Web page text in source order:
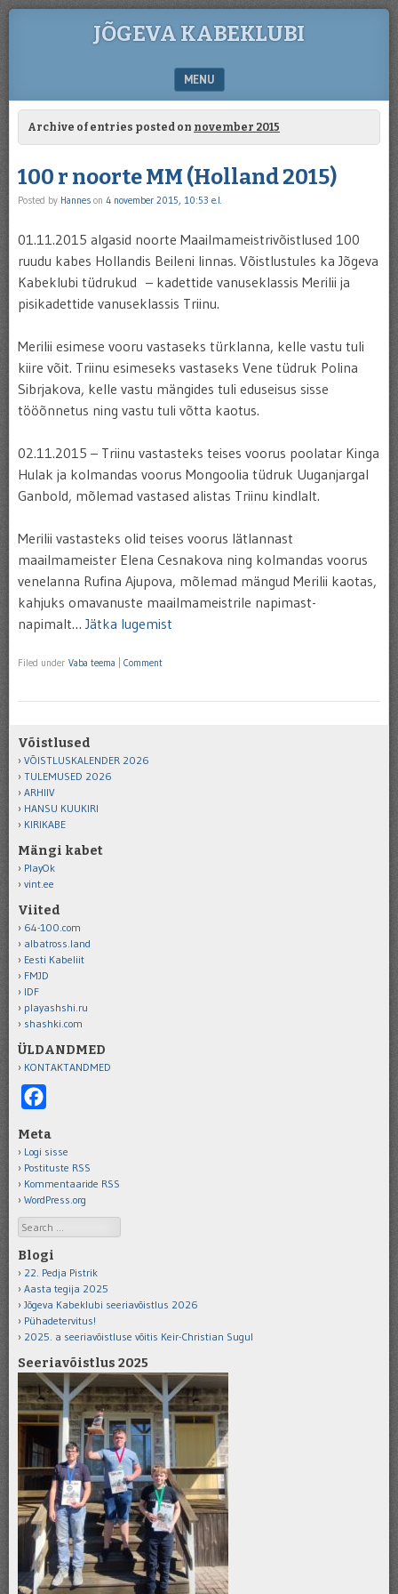
JÕGEVA KABEKLUBI
MENU
SKIP TO CONTENT
Archive of entries posted on november 2015
100 r noorte MM (Holland 2015)
Posted by Hannes on 4 november 2015, 10:53 e.l.
01.11.2015 algasid noorte Maailmameistrivõistlused 100
ruudu kabes Hollandis Beileni linnas. Võistlustules ka Jõgeva
Kabeklubi tüdrukud – kadettide vanuseklassis Merilii ja
pisikadettide vanuseklassis Triinu.
Merilii esimese vooru vastaseks türklanna, kelle vastu tuli
kiire võit. Triinu esimeseks vastaseks Vene tüdruk Polina
Sibrjakova, kelle vastu mängides tuli eduseisus sisse
tööõnnetus ning vastu tuli võtta kaotus.
02.11.2015 – Triinu vastasteks teises voorus poolatar Kinga
Hulak ja kolmandas voorus Mongoolia tüdruk Uuganjargal
Ganbold, mõlemad vastased alistas Triinu kindlalt.
Merilii vastasteks olid teises voorus lätlannast
maailmameister Elena Cesnakova ning kolmandas voorus
venelanna Rufina Ajupova, mõlemad mängud Merilii kaotas,
kahjuks omavanuste maailmameistrile napimast-
napimalt… Jätka lugemist
Filed under Vaba teema Comment
Võistlused
VÕISTLUSKALENDER 2026
TULEMUSED 2026
ARHIIV
HANSU KUUKIRI
KIRIKABE
Mängi kabet
PlayOk
vint.ee
Viited
64-100.com
albatross.land
Eesti Kabeliit
FMJD
IDF
playashshi.ru
shashki.com
ÜLDANDMED
KONTAKTANDMED
Meta
Logi sisse
Postituste RSS
Kommentaaride RSS
WordPress.org
Search
Blogi
22. Pedja Pistrik
Aasta tegija 2025
Jõgeva Kabeklubi seeriavõistlus 2026
Pühadetervitus!
2025. a seeriavõistluse võitis Keir-Christian Sugul
Seeriavõistlus 2025